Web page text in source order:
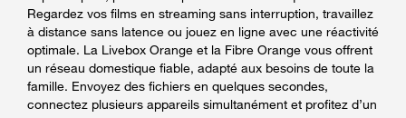
Regardez vos films en streaming sans interruption, travaillez
à distance sans latence ou jouez en ligne avec une réactivité
optimale. La Livebox Orange et la Fibre Orange vous offrent
un réseau domestique fiable, adapté aux besoins de toute la
famille. Envoyez des fichiers en quelques secondes,
connectez plusieurs appareils simultanément et profitez d’un